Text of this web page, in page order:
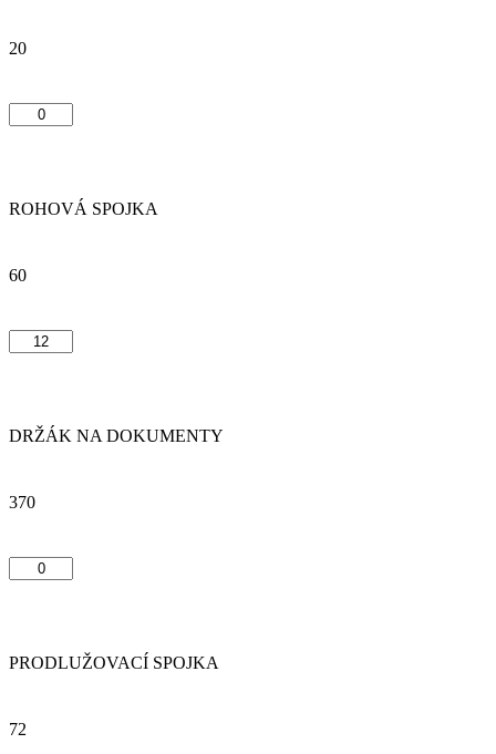
20
ROHOVÁ SPOJKA
60
DRŽÁK NA DOKUMENTY
370
PRODLUŽOVACÍ SPOJKA
72